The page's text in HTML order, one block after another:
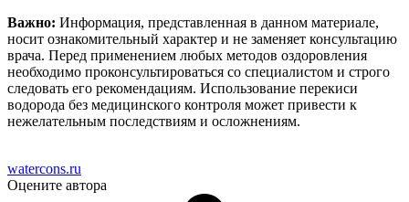
Важно: Информация, представленная в данном материале,
носит ознакомительный характер и не заменяет консультацию
врача. Перед применением любых методов оздоровления
необходимо проконсультироваться со специалистом и строго
следовать его рекомендациям. Использование перекиси
водорода без медицинского контроля может привести к
нежелательным последствиям и осложнениям.
watercons.ru
Оцените автора